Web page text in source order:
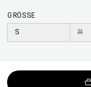
GRÖSSE
S M